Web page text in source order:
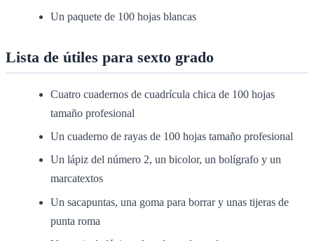
Un paquete de 100 hojas blancas
Lista de útiles para sexto grado
Cuatro cuadernos de cuadrícula chica de 100 hojas
tamaño profesional
Un cuaderno de rayas de 100 hojas tamaño profesional
Un lápiz del número 2, un bicolor, un bolígrafo y un
marcatextos
Un sacapuntas, una goma para borrar y unas tijeras de
punta roma